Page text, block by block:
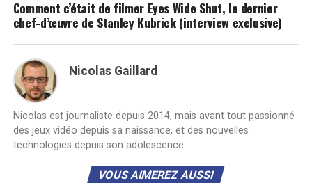
Comment c’était de filmer Eyes Wide Shut, le dernier
chef-d’œuvre de Stanley Kubrick (interview exclusive)
Nicolas Gaillard
Nicolas est journaliste depuis 2014, mais avant tout passionné
des jeux vidéo depuis sa naissance, et des nouvelles
technologies depuis son adolescence.
VOUS AIMEREZ AUSSI